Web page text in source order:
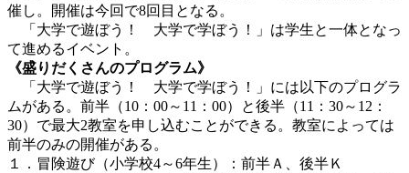
催し。開催は今回で8回目となる。
「大学で遊ぼう！ 大学で学ぼう！」は学生と一体となっ
て進めるイベント。
《盛りだくさんのプログラム》
「大学で遊ぼう！ 大学で学ぼう！」には以下のプログラ
ムがある。前半（10：00～11：00）と後半（11：30～12：
30）で最大2教室を申し込むことができる。教室によっては
前半のみの開催がある。
１．冒険遊び（小学校4～6年生）：前半Ａ、後半Ｋ